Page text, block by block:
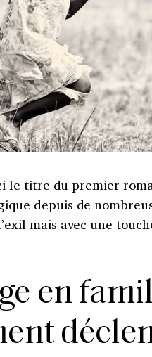
le titre du premier
depuis de
mais avec une
en